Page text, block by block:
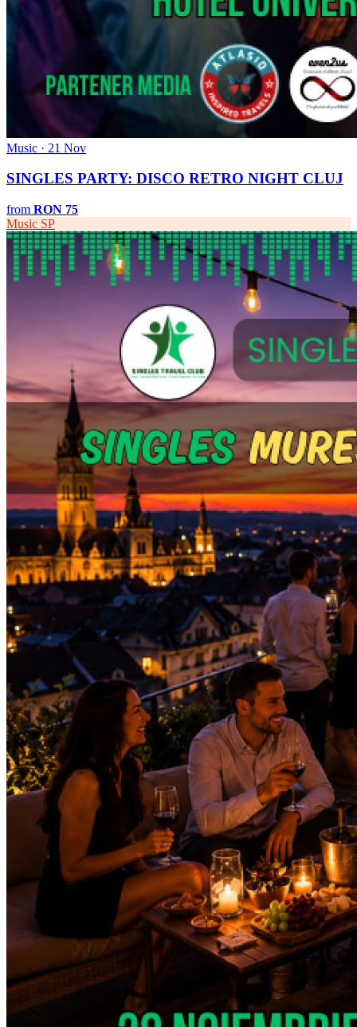
Music · 21 Nov
SINGLES PARTY: DISCO RETRO NIGHT CLUJ
from RON 75
Music SP